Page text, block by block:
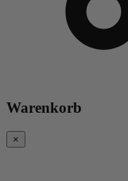
Warenkorb
×